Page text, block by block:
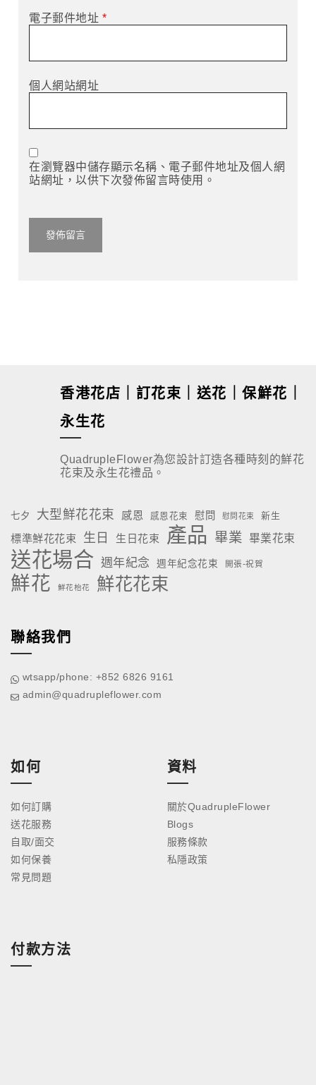
電子郵件地址 *
個人網站網址
在瀏覽器中儲存顯示名稱、電子郵件地址及個人網
站網址，以供下次發佈留言時使用。
香港花店｜訂花束｜送花｜保鮮花｜
永生花
QuadrupleFlower為您設計訂造各種時刻的鮮花
花束及永生花禮品。
七夕 大型鮮花花束 感恩 感恩花束 慰問 慰問花束 新生
標準鮮花花束 生日 生日花束 產品 畢業 畢業花束
送花場合 週年紀念 週年紀念花束 開張-祝賀
鮮花 鮮花枱花 鮮花花束
聯絡我們
wtsapp/phone: +852 6826 9161
admin@quadrupleflower.com
如何
如何訂購
送花服務
自取/面交
如何保養
常見問題
資料
關於QuadrupleFlower
Blogs
服務條款
私隱政策
付款方法